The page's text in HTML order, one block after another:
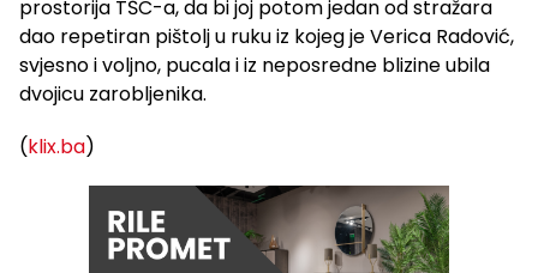
prostorija TŠC-a, da bi joj potom jedan od stražara
dao repetiran pištolj u ruku iz kojeg je Verica Radović,
svjesno i voljno, pucala i iz neposredne blizine ubila
dvojicu zarobljenika.
(klix.ba)